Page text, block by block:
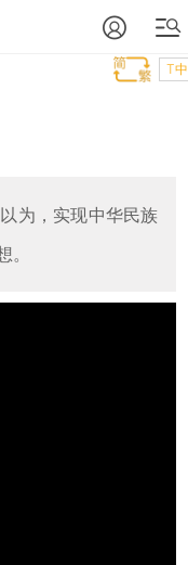
T中
为，实现中华民族